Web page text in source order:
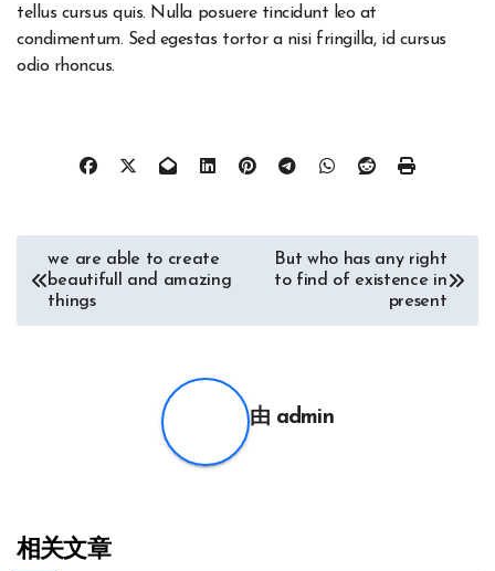
tellus cursus quis. Nulla posuere tincidunt leo at
condimentum. Sed egestas tortor a nisi fringilla, id cursus
odio rhoncus.
章
导
we are able to create
beautifull and amazing
things
But who has any right
to find of existence in
present
由 admin
相关文章